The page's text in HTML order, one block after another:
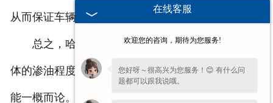
从而保证车辆的行驶安全和舒适性。
总之，哈弗减震器轻微渗油是否正常需要根据具
体的渗油程度、车辆表现以及使用情况综合判断，不
能一概而论。及时关注、正确判断和妥善处理，才能
在线客服
欢迎您的咨询，期待为您服务!
您好呀～很高兴为您服务！😊 有什么问
题都可以跟我说哦。